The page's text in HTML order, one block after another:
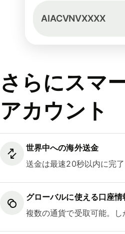
AIACVNVXXXX
さらにスマ
アカウント
世界中への海外送金
送金は最速20秒以内に完了
グローバルに使える口座情
複数の通貨で受取可能。し